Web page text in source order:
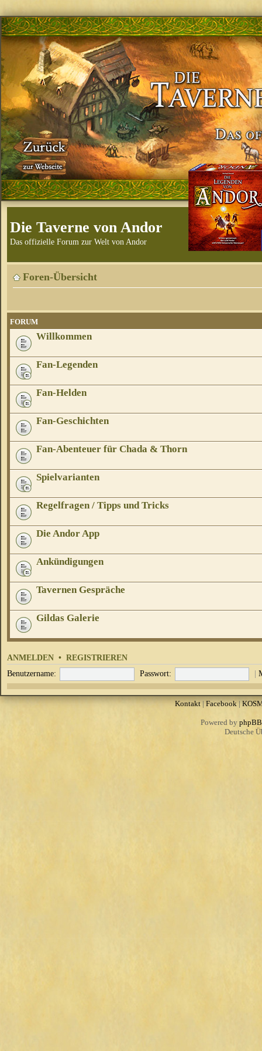
Die Taverne von Andor
Das offizielle Forum zur Welt von Andor
Foren-Übersicht
FORUM
Willkommen
Fan-Legenden
Fan-Helden
Fan-Geschichten
Fan-Abenteuer für Chada & Thorn
Spielvarianten
Regelfragen / Tipps und Tricks
Die Andor App
Ankündigungen
Tavernen Gespräche
Gildas Galerie
ANMELDEN • REGISTRIEREN
Benutzername: Passwort: |
Kontakt| Facebook|
Powered by phpBB
Deutsche